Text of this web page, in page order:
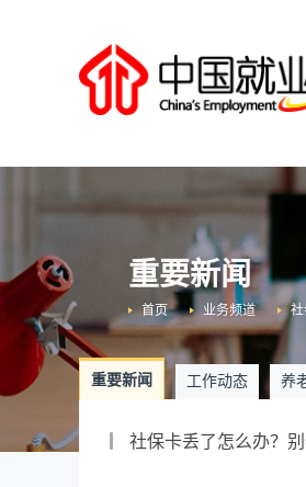
重要新闻
业务频道
首页
重要新闻 工作动态 养
社保卡丢了怎么办？